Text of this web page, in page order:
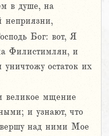
в душе, на
неприязни,
Бог: вот, Я
Филистимлян, и
остаток их
великое мщение
и узнают, что
над ними Мое